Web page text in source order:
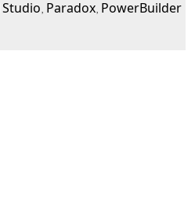
Studio, Paradox, PowerBuilder.